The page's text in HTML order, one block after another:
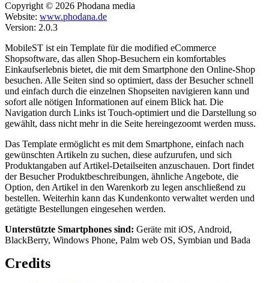
Copyright © 2026 Phodana media
Website: www.phodana.de
Version: 2.0.3
MobileST ist ein Template für die modified eCommerce
Shopsoftware, das allen Shop-Besuchern ein komfortables
Einkaufserlebnis bietet, die mit dem Smartphone den Online-Shop
besuchen. Alle Seiten sind so optimiert, dass der Besucher schnell
und einfach durch die einzelnen Shopseiten navigieren kann und
sofort alle nötigen Informationen auf einem Blick hat. Die
Navigation durch Links ist Touch-optimiert und die Darstellung so
gewählt, dass nicht mehr in die Seite hereingezoomt werden muss.
Das Template ermöglicht es mit dem Smartphone, einfach nach
gewünschten Artikeln zu suchen, diese aufzurufen, und sich
Produktangaben auf Artikel-Detailseiten anzuschauen. Dort findet
der Besucher Produktbeschreibungen, ähnliche Angebote, die
Option, den Artikel in den Warenkorb zu legen anschließend zu
bestellen. Weiterhin kann das Kundenkonto verwaltet werden und
getätigte Bestellungen eingesehen werden.
Unterstützte Smartphones sind: Geräte mit iOS, Android,
BlackBerry, Windows Phone, Palm web OS, Symbian und Bada
Credits